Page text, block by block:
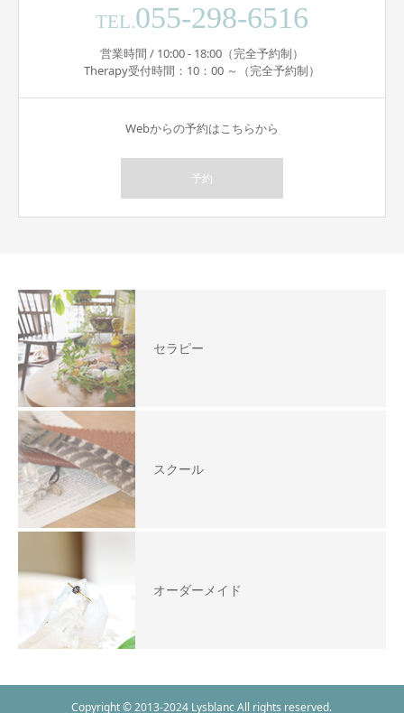
TEL.055-298-6516
営業時間 / 10:00 - 18:00（完全予約制）
Therapy受付時間：10：00 ～（完全予約制）
Webからの予約はこちらから
予約
セラピー
スクール
オーダーメイド
Copyright © 2013-2024 Lysblanc All rights reserved.